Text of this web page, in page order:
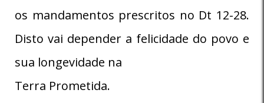
os mandamentos prescritos no Dt 12-28.
Disto vai depender a felicidade do povo e
sua longevidade na
Terra Prometida.